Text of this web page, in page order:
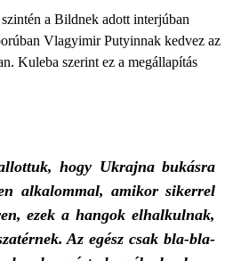
a Bildnek adott interjúban
Vlagyimir Putyinnak kedvez az
Kuleba szerint ez a megállapítás
hogy Ukrajna bukásra
alkalommal, amikor sikerrel
ezek a hangok elhalkulnak,
Az egész csak bla-bla-